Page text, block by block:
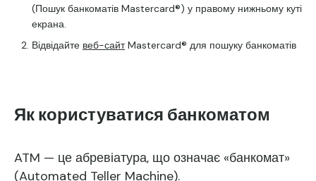
(Пошук банкоматів Mastercard®) у правому нижньому куті
екрана.
Відвідайте веб-сайтMastercard® для пошуку банкоматів
Як користуватися банкоматом
ATM — це абревіатура, що означає «банкомат»
(Automated Teller Machine).